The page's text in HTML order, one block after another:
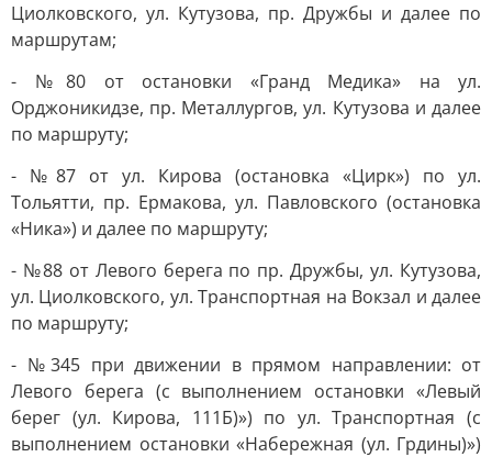
Циолковского, ул. Кутузова, пр. Дружбы и далее по
маршрутам;
- №80 от остановки «Гранд Медика» на ул.
Орджоникидзе, пр. Металлургов, ул. Кутузова и далее
по маршруту;
- №87 от ул. Кирова (остановка «Цирк») по ул.
Тольятти, пр. Ермакова, ул. Павловского (остановка
«Ника») и далее по маршруту;
- №88 от Левого берега по пр. Дружбы, ул. Кутузова,
ул. Циолковского, ул. Транспортная на Вокзал и далее
по маршруту;
- №345 при движении в прямом направлении: от
Левого берега (с выполнением остановки «Левый
берег (ул. Кирова, 111Б)») по ул. Транспортная (с
выполнением остановки «Набережная (ул. Грдины)»)